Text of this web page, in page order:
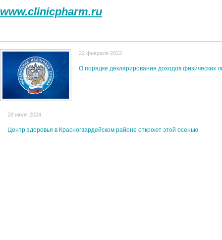
www.clinicpharm.ru
22 февраля 2022
О порядке декларирования доходов физических
28 июля 2024
Центр здоровья в Красногвардейском районе откроют этой осенью